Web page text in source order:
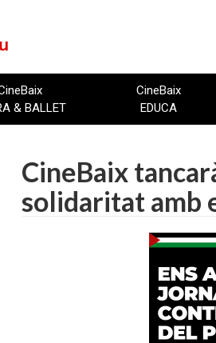
& BALLET
CineBaix
EDUCA
CineBaix
solidaritat amb